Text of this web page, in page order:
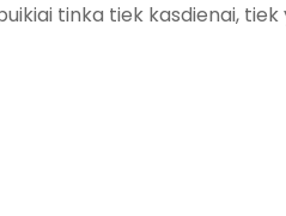
tinka tiek kasdienai,